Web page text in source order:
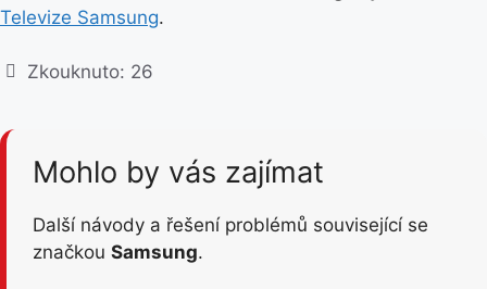
Televize Samsung.
Zkouknuto: 26
Mohlo by vás zajímat
Další návody a řešení problémů související se
značkou Samsung.